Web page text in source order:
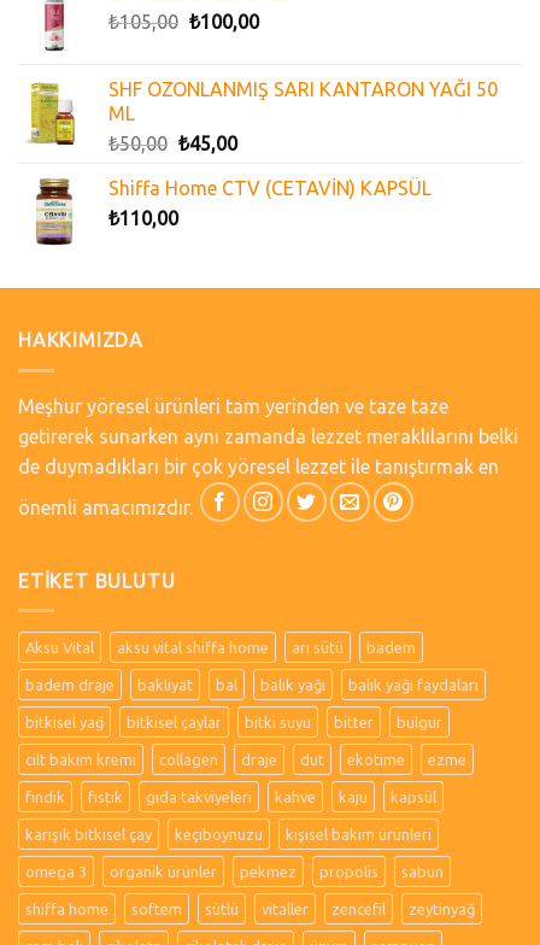
₺105,00 ₺100,00
SHF OZONLANMIŞ SARI KANTARON YAĞI 50
ML
₺50,00 ₺45,00
Shiffa Home CTV (CETAVİN) KAPSÜL
₺110,00
HAKKIMIZDA
Meşhur yöresel ürünleri tam yerinden ve taze taze
getirerek sunarken aynı zamanda lezzet meraklılarını belki
de duymadıkları bir çok yöresel lezzet ile tanıştırmak en
önemli amacımızdır.
ETIKET BULUTU
Aksu Vital aksu vital shiffa home arı sütü badem
badem draje bakliyat bal balık yağı balık yağı faydaları
bitkisel yağ bitkisel çaylar bitki suyu bitter bulgur
cilt bakım kremi collagen draje dut ekotime ezme
fındık fıstık gıda takviyeleri kahve kaju kapsül
karışık bitkisel çay keçiboynuzu kişisel bakım ürünleri
omega 3 organik ürünler pekmez propolis sabun
shiffa home softem sütlü vitaller zencefil zeytinyağ